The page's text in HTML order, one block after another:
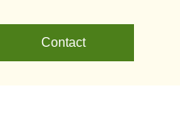
Contact